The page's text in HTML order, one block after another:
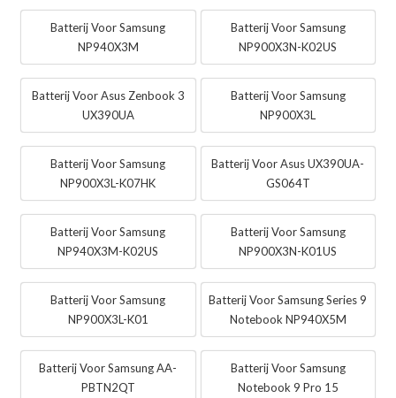
Batterij Voor Samsung
NP940X3M
Batterij Voor Samsung
NP900X3N-K02US
Batterij Voor Asus Zenbook 3
UX390UA
Batterij Voor Samsung
NP900X3L
Batterij Voor Samsung
NP900X3L-K07HK
Batterij Voor Asus UX390UA-
GS064T
Batterij Voor Samsung
NP940X3M-K02US
Batterij Voor Samsung
NP900X3N-K01US
Batterij Voor Samsung
NP900X3L-K01
Batterij Voor Samsung Series 9
Notebook NP940X5M
Batterij Voor Samsung AA-
PBTN2QT
Batterij Voor Samsung
Notebook 9 Pro 15